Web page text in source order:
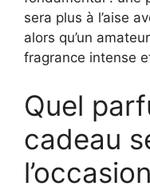
sera plus à l’aise
alors qu’un
fragrance intense
Quel
cadeau